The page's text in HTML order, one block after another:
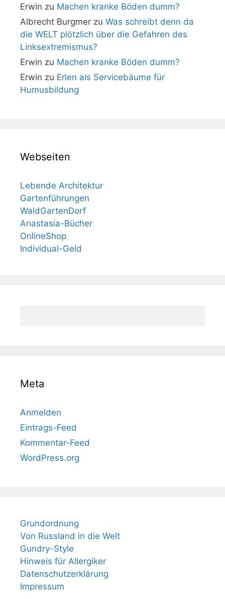
Erwin zu Machen kranke Böden dumm?
Albrecht Burgmer zu Was schreibt denn da
die WELT plötzlich über die Gefahren des
Linksextremismus?
Erwin zu Machen kranke Böden dumm?
Erwin zu Erlen als Servicebäume für
Humusbildung
Webseiten
Lebende Architektur
Gartenführungen
WaldGartenDorf
Anastasia-Bücher
OnlineShop
Individual-Geld
Meta
Anmelden
Eintrags-Feed
Kommentar-Feed
WordPress.org
Grundordnung
Von Russland in die Welt
Gundry-Style
Hinweis für Allergiker
Datenschutzerklärung
Impressum